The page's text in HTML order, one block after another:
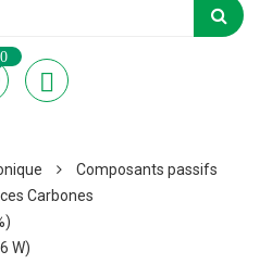
0
Composants passifs
Carbones
W)